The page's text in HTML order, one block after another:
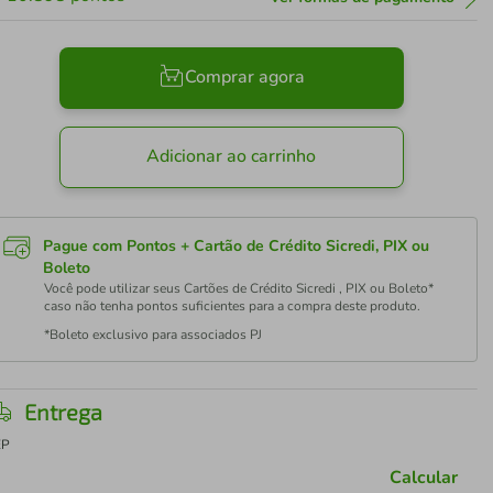
Comprar agora
Adicionar ao carrinho
Pague com Pontos + Cartão de Crédito Sicredi, PIX ou
Boleto
Você pode utilizar seus Cartões de Crédito Sicredi , PIX ou Boleto*
caso não tenha pontos suficientes para a compra deste produto.
*Boleto exclusivo para associados PJ
Entrega
Calcular